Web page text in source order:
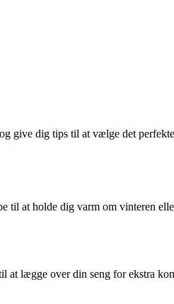
give dig tips til at vælge det
til at holde dig varm om vinteren
at lægge over din seng for ekstra